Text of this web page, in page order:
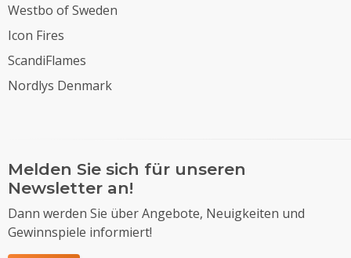
Westbo of Sweden
Icon Fires
ScandiFlames
Nordlys Denmark
Melden Sie sich für unseren
Newsletter an!
Dann werden Sie über Angebote, Neuigkeiten und
Gewinnspiele informiert!